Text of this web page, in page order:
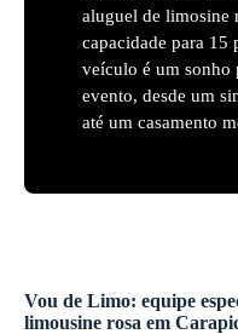
aluguel de limosine
capacidade para 15
veículo é um sonho
evento, desde um
até um casamento
Vou de Limo: equipe
limousine rosa em